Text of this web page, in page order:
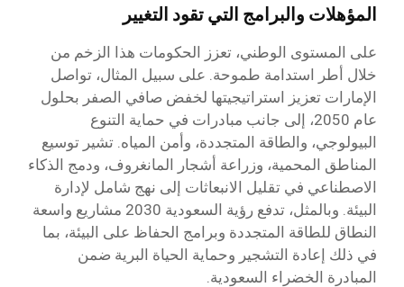
المؤهلات والبرامج التي تقود التغيير
على المستوى الوطني، تعزز الحكومات هذا الزخم من
خلال أطر استدامة طموحة. على سبيل المثال، تواصل
الإمارات تعزيز استراتيجيتها لخفض صافي الصفر بحلول
عام 2050، إلى جانب مبادرات في حماية التنوع
البيولوجي، والطاقة المتجددة، وأمن المياه. تشير توسيع
المناطق المحمية، وزراعة أشجار المانغروف، ودمج الذكاء
الاصطناعي في تقليل الانبعاثات إلى نهج شامل لإدارة
البيئة. وبالمثل، تدفع رؤية السعودية 2030 مشاريع واسعة
النطاق للطاقة المتجددة وبرامج الحفاظ على البيئة، بما
في ذلك إعادة التشجير وحماية الحياة البرية ضمن
المبادرة الخضراء السعودية.